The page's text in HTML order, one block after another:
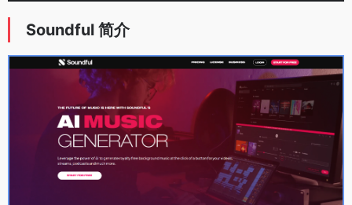
Soundful 简介